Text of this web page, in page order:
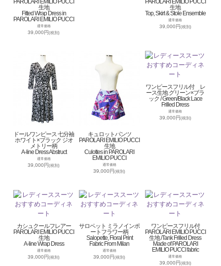
生地
Fitted Wrap Dress in
PAROLARI EMILIO PUCCI
通常価格
39,000円(税別)
生地
Top, Skirt & Stole Ensemble
通常価格
39,000円(税別)
ドールワンピース 七分袖
ホワイト×ブラック ジオ
メトリー柄
A-line Dress Abstruct
通常価格
39,000円(税別)
キュロットパンツ
PAROLARI EMILIO PUCCI
生地
Culottes in PAROLARI
EMILIO PUCCI
通常価格
39,000円(税別)
ワンピースフリル付 レ
ース生地 グリーン×ブラ
ック / Green/Black Lace
Frilled Dress
通常価格
39,000円(税別)
カシュクールフレアー
PAROLARI EMILIO PUCCI
生地
A-line Wrap Dress
通常価格
39,000円(税別)
サロペット ミラノインポ
ートフラワー柄
Salopette, Floral Print
Fabric From Milan
通常価格
39,000円(税別)
ワンピースフリル付
PAROLARI EMILIO PUCCI
生地 /Tank Frilled Dress
Made of PAROLARI
EMILIO PUCCI fabric
通常価格
39,000円(税別)